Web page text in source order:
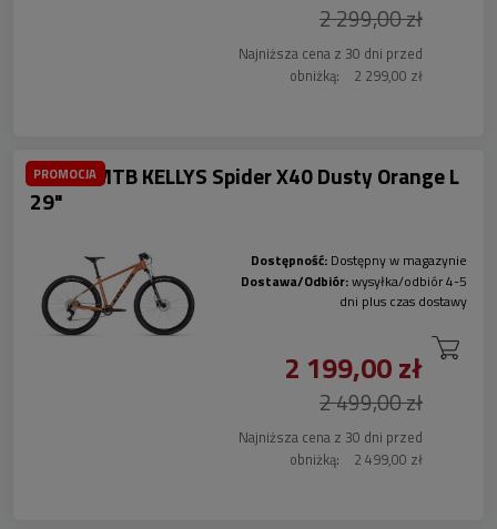
2 299,00 zł
Najniższa cena z 30 dni przed
obniżką:
2 299,00 zł
Rower MTB KELLYS Spider X40 Dusty Orange L
29"
Dostępność: Dostępny w magazynie
Dostawa/Odbiór:wysyłka/odbiór 4-5
dni plus czas dostawy
2 199,00 zł
2 499,00 zł
Najniższa cena z 30 dni przed
obniżką:
2 499,00 zł
PROMOCJA